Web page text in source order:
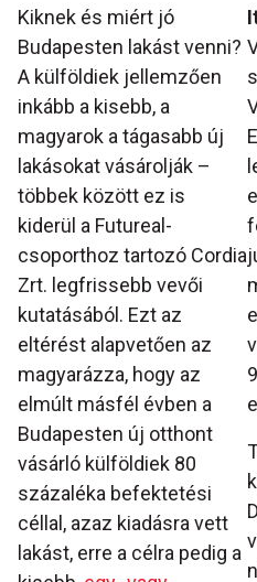
Kiknek és miért jó
Budapesten lakást venni?
A külföldiek jellemzően
inkább a kisebb, a
magyarok a tágasabb új
lakásokat vásárolják –
többek között ez is
kiderül a Futureal-
csoporthoz tartozó Cordia
Zrt. legfrissebb vevői
kutatásából. Ezt az
eltérést alapvetően az
magyarázza, hogy az
elmúlt másfél évben a
Budapesten új otthont
vásárló külföldiek 80
százaléka befektetési
céllal, azaz kiadásra vett
lakást, erre a célra pedig a